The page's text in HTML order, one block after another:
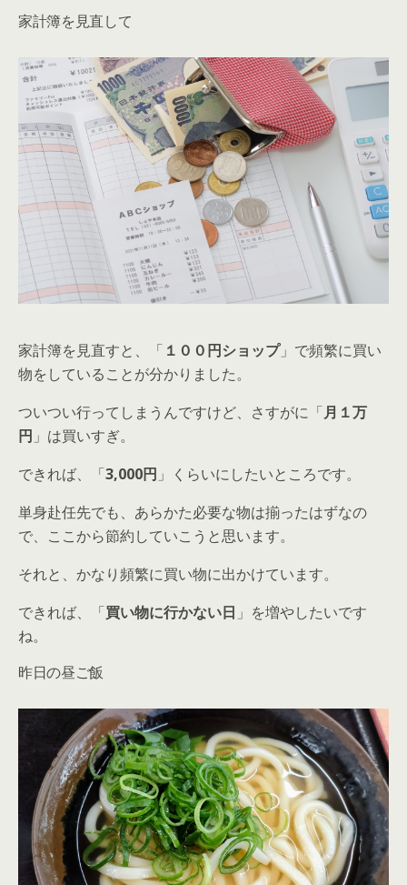
家計簿を見直して
家計簿を見直すと、「 １００円ショップ」で頻繁に買い
物をしていることが分かりました。
ついつい行ってしまうんですけど、さすがに「月１万
円 」は買いすぎ。
できれば、「3,000円 」くらいにしたいところです。
単身赴任先でも、あらかた必要な物は揃ったはずなの
で、ここから節約していこうと思います。
それと、かなり頻繁に買い物に出かけています。
できれば、「買い物に行かない日 」を増やしたいです
ね。
昨日の昼ご飯